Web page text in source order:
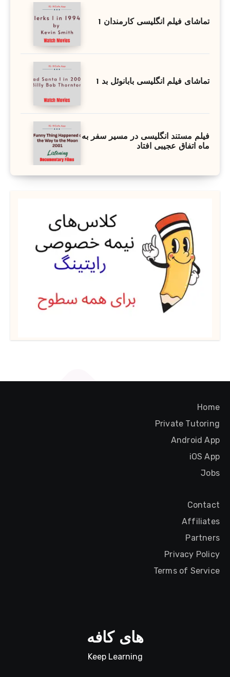
تماشای فیلم انگلیسی کارمندان 1
تماشای فیلم انگلیسی بابانوئل بد 1
فیلم مستند انگلیسی در مسیر سفر به
ماه اتفاق عجیبی افتاد
Home
Private Tutoring
Android App
iOS App
Jobs
Contact
Affiliates
Partners
Privacy Policy
Terms of Service
های کافه
Keep Learning